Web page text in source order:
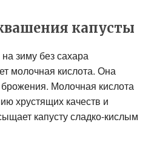
капусты
зиму без сахара
молочная кислота. Она
Молочная кислота
хрустящих качеств и
капусту сладко-кислым